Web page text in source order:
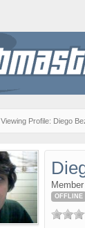
Viewing Profile: Diego
OFFLINE